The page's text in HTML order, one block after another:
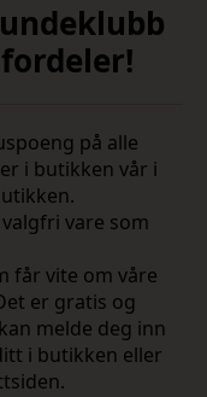
på alle
i butikken vår i
vare som
får vite om våre
er gratis og
melde deg inn
i butikken eller